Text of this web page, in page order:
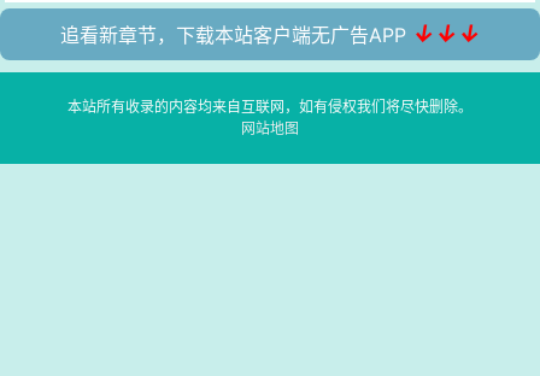
追看新章节，下载本站客户端无广告APP ↓↓↓
本站所有收录的内容均来自互联网，如有侵权我们将尽快删除。
网站地图